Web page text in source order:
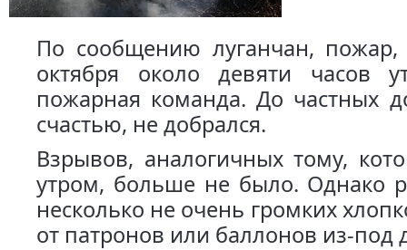
По сообщению луганчан,
октября около девяти часов
пожарная команда. До частных
счастью, не добрался.
Взрывов, аналогичных тому,
утром, больше не было. Однако
несколько не очень громких
от патронов или баллонов из-под